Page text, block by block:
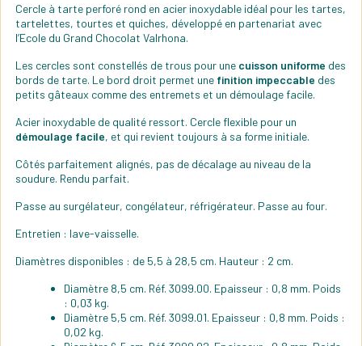
Cercle à tarte perforé rond en acier inoxydable idéal pour les tartes,
tartelettes, tourtes et quiches, développé en partenariat avec
l’Ecole du Grand Chocolat Valrhona.
Les cercles sont constellés de trous pour une cuisson uniforme des
bords de tarte. Le bord droit permet une finition impeccable des
petits gâteaux comme des entremets et un démoulage facile.
Acier inoxydable de qualité ressort. Cercle flexible pour un
démoulage facile, et qui revient toujours à sa forme initiale.
Côtés parfaitement alignés, pas de décalage au niveau de la
soudure. Rendu parfait.
Passe au surgélateur, congélateur, réfrigérateur. Passe au four.
Entretien : lave-vaisselle.
Diamètres disponibles : de 5,5 à 28,5 cm. Hauteur : 2 cm.
Diamètre 8,5 cm. Réf. 3099.00. Epaisseur : 0,8 mm. Poids
: 0,03 kg.
Diamètre 5,5 cm. Réf. 3099.01. Epaisseur : 0,8 mm. Poids :
0,02 kg.